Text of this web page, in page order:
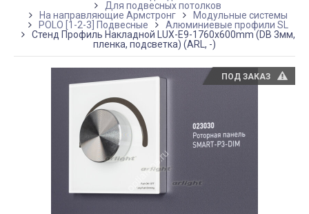
Для подвесных потолков
На направляющие Армстронг
Модульные системы
POLO [1-2-3] Подвесные
Алюминиевые профили SL
Стенд Профиль Накладной LUX-E9-1760x600mm (DB 3мм,
пленка, подсветка) (ARL, -)
ПОД ЗАКАЗ